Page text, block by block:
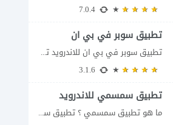
تطبيق سوبر في بي ان
تطبيق سوبر في بي ان للاندرويد تطبيق سوبر في بي ان من تطبيقات الشبكات...
تطبيق سمسمي للاندرويد
ما هو تطبيق سمسمي ؟ تطبيق سمسمي للاندرويد SimSimi هو برنامج دردشة افتراضية يسمح...